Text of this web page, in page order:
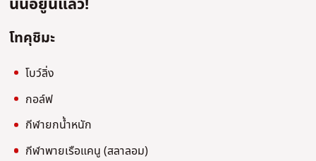
นั้นอยู่นี่แล้ว!
โทคุชิมะ
โบว์ลิ่ง
กอล์ฟ
กีฬายกน้ำหนัก
กีฬาพายเรือแคนู (สลาลอม)